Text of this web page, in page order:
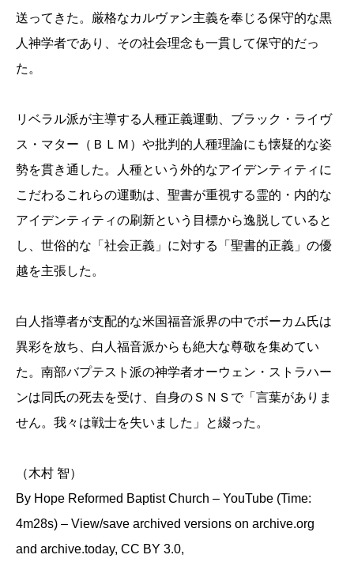
送ってきた。厳格なカルヴァン主義を奉じる保守的な黒
人神学者であり、その社会理念も一貫して保守的だっ
た。
リベラル派が主導する人種正義運動、ブラック・ライヴ
ス・マター（ＢＬＭ）や批判的人種理論にも懐疑的な姿
勢を貫き通した。人種という外的なアイデンティティに
こだわるこれらの運動は、聖書が重視する霊的・内的な
アイデンティティの刷新という目標から逸脱していると
し、世俗的な「社会正義」に対する「聖書的正義」の優
越を主張した。
白人指導者が支配的な米国福音派界の中でボーカム氏は
異彩を放ち、白人福音派からも絶大な尊敬を集めてい
た。南部バプテスト派の神学者オーウェン・ストラハー
ンは同氏の死去を受け、自身のＳＮＳで「言葉がありま
せん。我々は戦士を失いました」と綴った。
（木村 智）
By Hope Reformed Baptist Church – YouTube (Time:
4m28s) – View/save archived versions on archive.org
and archive.today, CC BY 3.0,